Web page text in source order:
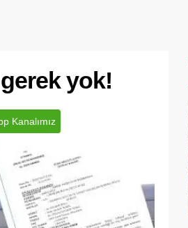
yok!
Kanalımız